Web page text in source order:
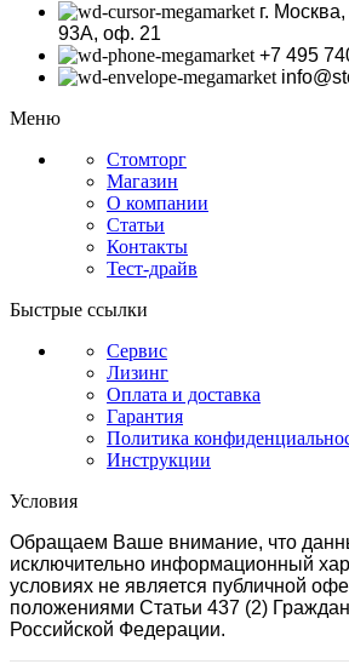
г.
93А, оф. 21
+7 495
Меню
Стомторг
Магазин
О компании
Статьи
Контакты
Тест-драйв
Быстрые ссылки
Сервис
Лизинг
Оплата и доставка
Гарантия
Политика
Инструкции
Условия
Обращаем Ваше внимание, что
исключительно информационный
условиях не является публичной
положениями Статьи 437 (2)
Российской Федерации.